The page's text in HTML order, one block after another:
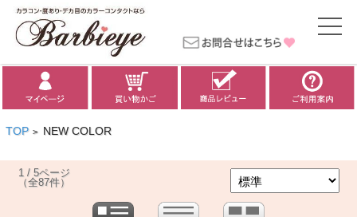
TOP > NEW COLOR
1 / 5ページ
（全87件）